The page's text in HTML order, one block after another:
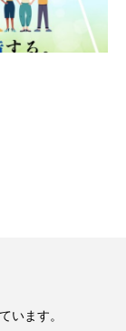
います。